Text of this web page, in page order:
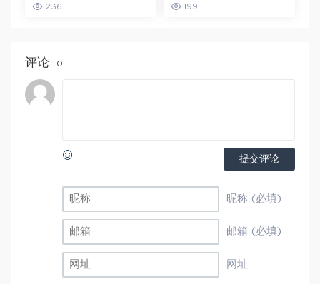
网盘打包下载
236
现东方美,百度网盘资源
199
评论 0
提交评论
昵称 (必填)
邮箱 (必填)
网址